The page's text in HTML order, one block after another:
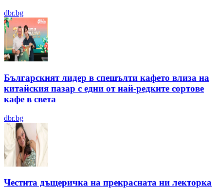
dbr.bg
Българският лидер в спешълти кафето влиза на
китайския пазар с едни от най-редките сортове
кафе в света
dbr.bg
Честита дъщеричка на прекрасната ни лекторка